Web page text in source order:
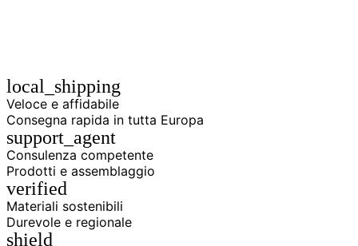
local_shipping
Veloce e affidabile
Consegna rapida in tutta Europa
support_agent
Consulenza competente
Prodotti e assemblaggio
verified
Materiali sostenibili
Durevole e regionale
shield